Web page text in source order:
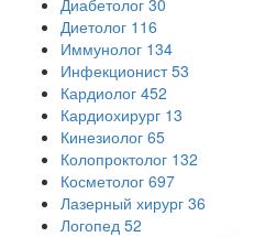
Диабетолог 30
Диетолог 116
Иммунолог 134
Инфекционист 53
Кардиолог 452
Кардиохирург 13
Кинезиолог 65
Колопроктолог 132
Косметолог 697
Лазерный хирург 36
Логопед 52